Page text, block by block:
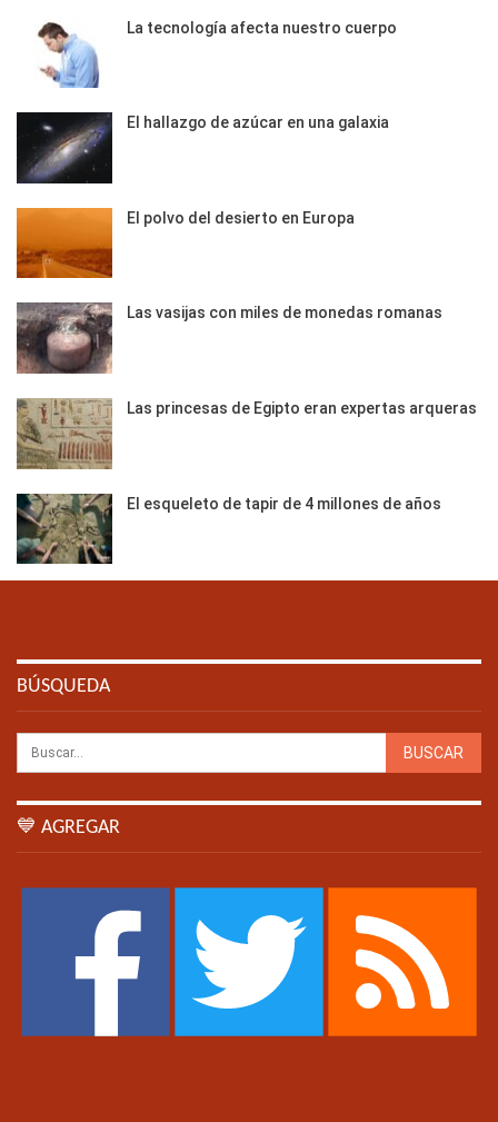
La tecnología afecta nuestro cuerpo
El hallazgo de azúcar en una galaxia
El polvo del desierto en Europa
Las vasijas con miles de monedas romanas
Las princesas de Egipto eran expertas arqueras
El esqueleto de tapir de 4 millones de años
BÚSQUEDA
💙 AGREGAR